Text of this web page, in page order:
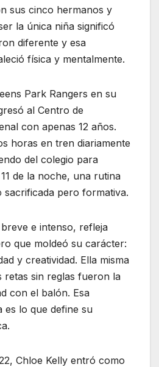
sus cinco hermanos y
la única niña significó
diferente y esa
física y mentalmente.
Park Rangers en su
al Centro de
con apenas 12 años.
horas en tren diariamente
del colegio para
de la noche, una rutina
sacrificada pero formativa.
e intenso, refleja
que moldeó su carácter:
y creatividad. Ella misma
retas sin reglas fueron la
con el balón. Esa
es lo que define su
Chloe Kelly entró como